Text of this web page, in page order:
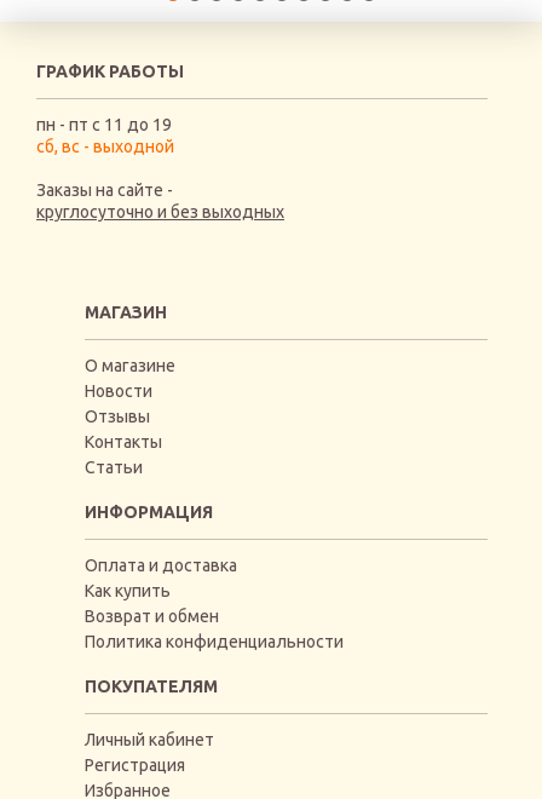
ГРАФИК РАБОТЫ
пн - пт с 11 до 19
сб, вс - выходной
Заказы на сайте -
круглосуточно и без выходных
МАГАЗИН
О магазине
Новости
Отзывы
Контакты
Статьи
ИНФОРМАЦИЯ
Оплата и доставка
Как купить
Возврат и обмен
Политика конфиденциальности
ПОКУПАТЕЛЯМ
Личный кабинет
Регистрация
Избранное